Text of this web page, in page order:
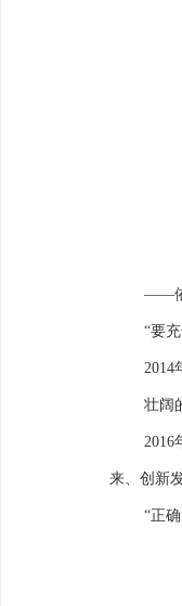
——依
“要
2014
壮阔
2016
来、创新
“正